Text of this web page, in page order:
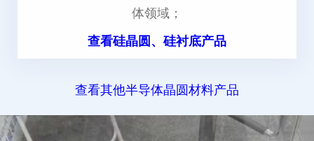
体领域；
查看硅晶圆、硅衬底产品
查看其他半导体晶圆材料产品